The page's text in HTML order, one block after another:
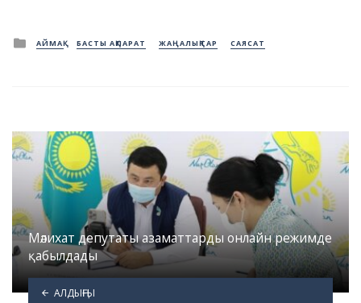
Posted
in
АЙМАҚ БАСТЫ АҚПАРАТ ЖАҢАЛЫҚТАР САЯСАТ
Мәлихат депутаты азаматтарды онлайн режимде
қабылдады
АЛДЫҢҒЫ